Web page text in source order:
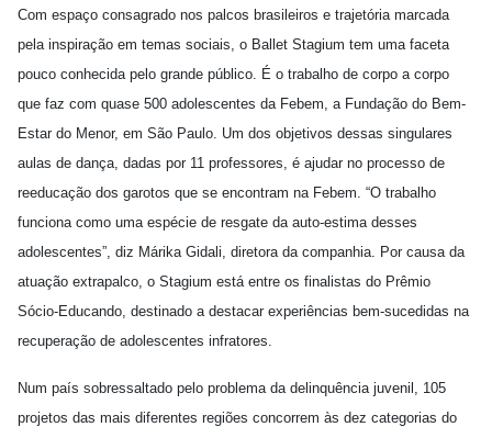
Com espaço consagrado nos palcos brasileiros e trajetória marcada
pela inspiração em temas sociais, o Ballet Stagium tem uma faceta
pouco conhecida pelo grande público. É o trabalho de corpo a corpo
que faz com quase 500 adolescentes da Febem, a Fundação do Bem-
Estar do Menor, em São Paulo. Um dos objetivos dessas singulares
aulas de dança, dadas por 11 professores, é ajudar no processo de
reeducação dos garotos que se encontram na Febem. “O trabalho
funciona como uma espécie de resgate da auto-estima desses
adolescentes”, diz Márika Gidali, diretora da companhia. Por causa da
atuação extrapalco, o Stagium está entre os finalistas do Prêmio
Sócio-Educando, destinado a destacar experiências bem-sucedidas na
recuperação de adolescentes infratores.
Num país sobressaltado pelo problema da delinquência juvenil, 105
projetos das mais diferentes regiões concorrem às dez categorias do